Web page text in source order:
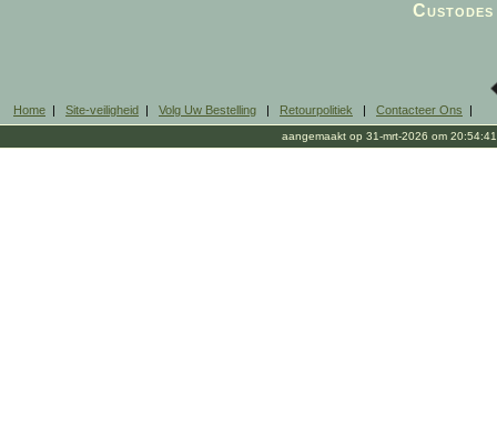
Home | Site-veiligheid | Volg Uw Bestelling | Retourpolitiek | Contacteer Ons |
aangemaakt op 31-mrt-2026 om